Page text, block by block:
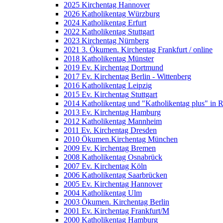
2025 Kirchentag Hannover
2026 Katholikentag Würzburg
2024 Katholikentag Erfurt
2022 Katholikentag Stuttgart
2023 Kirchentag Nürnberg
2021 3. Ökumen. Kirchentag Frankfurt / online
2018 Katholikentag Münster
2019 Ev. Kirchentag Dortmund
2017 Ev. Kirchentag Berlin - Wittenberg
2016 Katholikentag Leipzig
2015 Ev. Kirchentag Stuttgart
2014 Katholikentag und "Katholikentag plus" in
2013 Ev. Kirchentag Hamburg
2012 Katholikentag Mannheim
2011 Ev. Kirchentag Dresden
2010 Ökumen.Kirchentag München
2009 Ev. Kirchentag Bremen
2008 Katholikentag Osnabrück
2007 Ev. Kirchentag Köln
2006 Katholikentag Saarbrücken
2005 Ev. Kirchentag Hannover
2004 Katholikentag Ulm
2003 Ökumen. Kirchentag Berlin
2001 Ev. Kirchentag Frankfurt/M
2000 Katholikentag Hamburg